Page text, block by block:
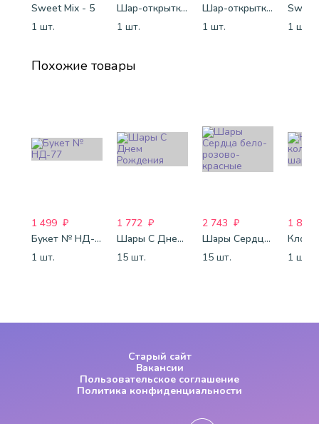
Sweet Mix - 5
1 шт.
Шар-открытка "Звезда" (45 см) - 1
1 шт.
Шар-открытка "Сердце" (45 см) - 2
1 шт.
1 шт.
Похожие товары
1 499 ₽
Букет № НД-77
1 шт.
1 772 ₽
Шары С Днем Рождения
15 шт.
2 743 ₽
Шары Сердца бело-розово-красные
15 шт.
1 800
1 шт.
Старый сайт
Вакансии
Пользовательское соглашение
Политика конфиденциальности